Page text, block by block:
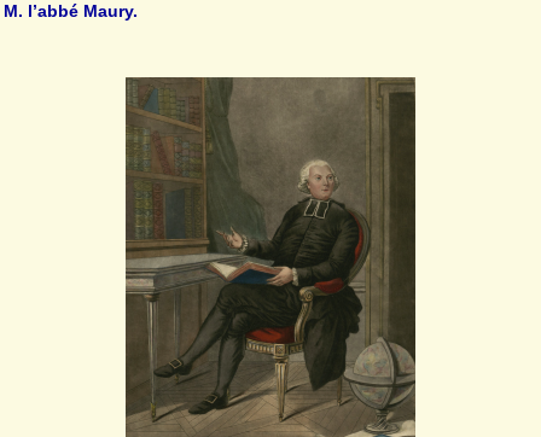
M. l’abbé Maury.